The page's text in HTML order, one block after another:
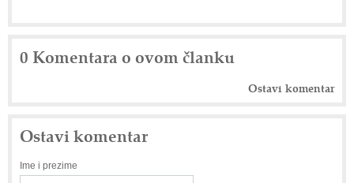
0 Komentara o ovom članku
Ostavi komentar
Ostavi komentar
Ime i prezime